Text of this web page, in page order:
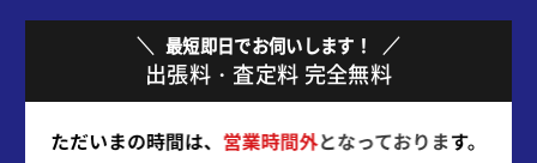
最短即日でお伺いします！
出張料・査定料 完全無料